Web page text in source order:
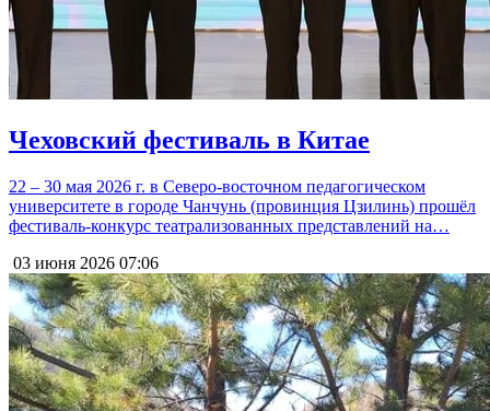
Чеховский фестиваль в Китае
22 – 30 мая 2026 г. в Северо-восточном педагогическом
университете в городе Чанчунь (провинция Цзилинь) прошёл
фестиваль-конкурс театрализованных представлений на…
03 июня 2026 07:06